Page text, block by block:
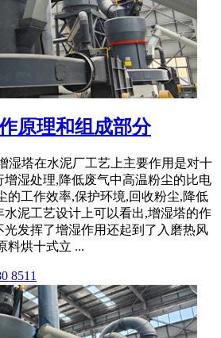
原理和组成部分
湿塔在水泥厂工艺上主要作用是对十
增湿处理,降低废气中高温粉尘的比电
的工作效率,保护环境,回收粉尘,降低
水泥工艺设计上可以看出,增湿塔的作
光发挥了增湿作用还起到了入磨热风
料烘十式立 ...
8511